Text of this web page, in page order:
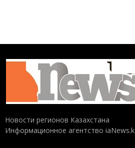
Новости регионов Казахстана
Информационное агентство